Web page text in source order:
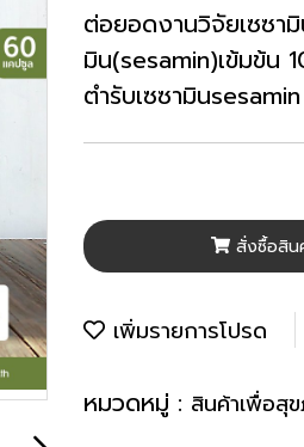
ต่อยอดงานวิจัยเซซา
มิน(sesamin)เข้มข้น
ตำรับเซซามินsesamin
สั่งซื้อสิน
เพิ่มรายการโปรด
หมวดหมู่ : สินค้าเพื่อสุ